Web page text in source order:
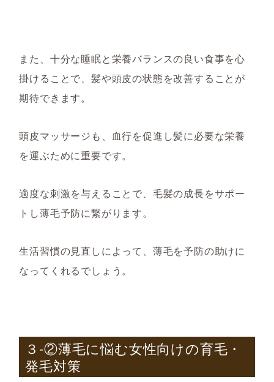
また、十分な睡眠と栄養バランスの良い食事を心
掛けることで、髪や頭皮の状態を改善することが
期待できます。
頭皮マッサージも、血行を促進し髪に必要な栄養
を運ぶために重要です。
適度な刺激を与えることで、毛髪の成長をサポー
トし薄毛予防に繋がります。
生活習慣の見直しによって、薄毛を予防の助けに
なってくれるでしょう。
３-②薄毛に悩む女性向けの育毛・
発毛対策